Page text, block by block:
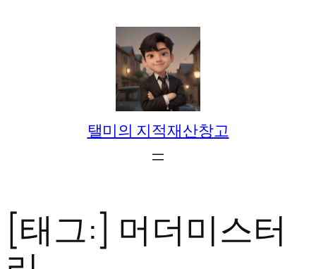
탤미의 지적재산창고
[태그:] 머더미스터